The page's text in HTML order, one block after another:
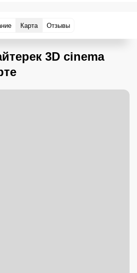
Карта Отзывы
3D cinema